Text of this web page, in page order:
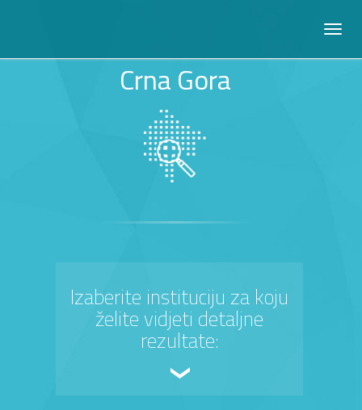
Crna Gora
Izaberite instituciju za koju
želite vidjeti detaljne
rezultate: